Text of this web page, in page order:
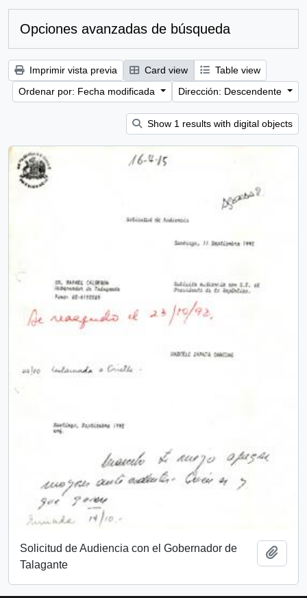
Opciones avanzadas de búsqueda
Imprimir vista previa Card view
Table view
Ordenar por: Fecha modificada
Dirección: Descendente
Show 1 results with digital objects
Solicitud de Audiencia con el Gobernador de
Talagante